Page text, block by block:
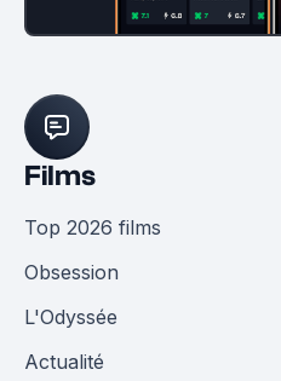
Films
Top 2026 films
Obsession
L'Odyssée
Actualité